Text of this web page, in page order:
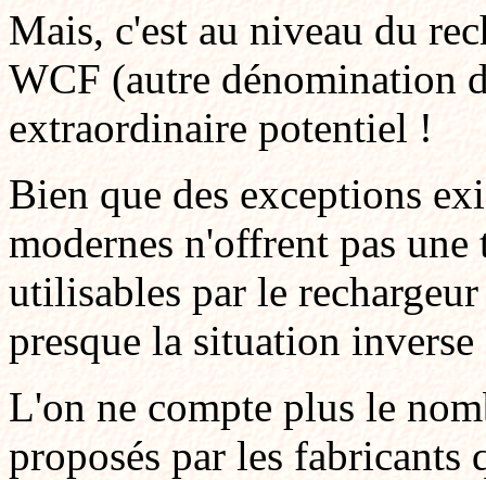
Mais, c'est au niveau du
WCF (autre dénomination
extraordinaire potentiel !
Bien que des exceptions
modernes n'offrent pas
utilisables par le
presque la situation
L'on ne compte plus le
proposés par les